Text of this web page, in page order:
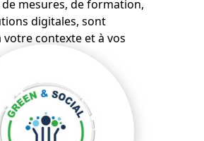
mesures, de formation,
digitales, sont
votre contexte et à vos